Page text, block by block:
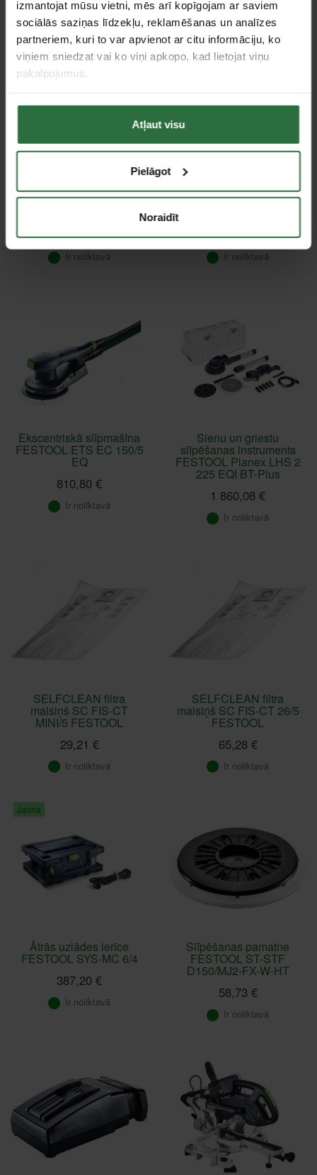
izmantojat mūsu vietni, mēs arī kopīgojam ar saviem
sociālās saziņas līdzekļu, reklamēšanas un analīzes
partneriem, kuri to var apvienot ar citu informāciju, ko
viņiem sniedzat vai ko viņi apkopo, kad lietojat viņu
pakalpojumus.
Atļaut visu
Pielāgot
Noraidīt
Ir noliktavā
Smalkzobu zāģripa
160x2,2x20 W48
75,03 €
Ir noliktavā
Ekscentriskā slīpmašīna
ar pārnesumu FESTOOL
871,41 €
Ir noliktavā
Ekscentriskā slīpmašīna
FESTOOL ETS EC 150/5
EQ
810,80 €
Ir noliktavā
Sienu un griestu
slīpēšanas instruments
FESTOOL Planex LHS 2
225 EQI BT-Plus
1 860,08 €
Ir noliktavā
SELFCLEAN filtra
maisiņš SC FIS-CT
MINI/5 FESTOOL
29,21 €
Ir noliktavā
SELFCLEAN filtra
maisiņš SC FIS-CT 26/5
FESTOOL
65,28 €
Ir noliktavā
Jauna
Ātrās uzlādes ierīce
FESTOOL SYS-MC 6/4
387,20 €
Ir noliktavā
Slīpēšanas pamatne
FESTOOL ST-STF
D150/MJ2-FX-W-HT
58,73 €
Ir noliktavā